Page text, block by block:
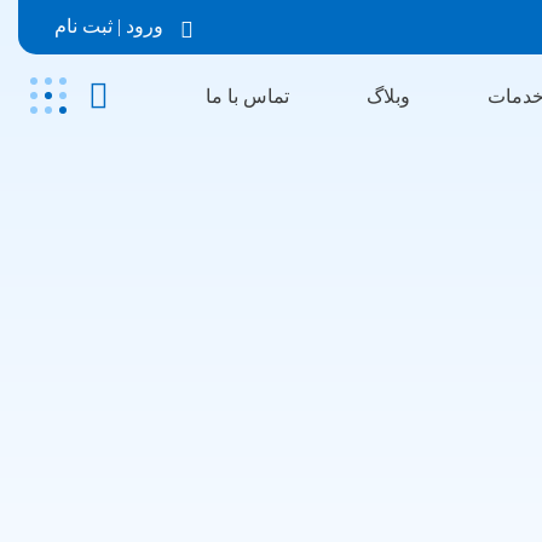
ورود | ثبت نام
وبلاگ تماس با ما